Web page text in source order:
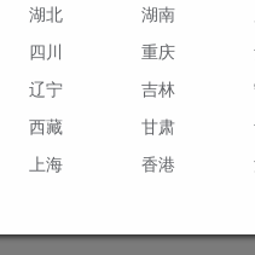
湖北
湖南
四川
重庆
辽宁
吉林
西藏
甘肃
上海
香港